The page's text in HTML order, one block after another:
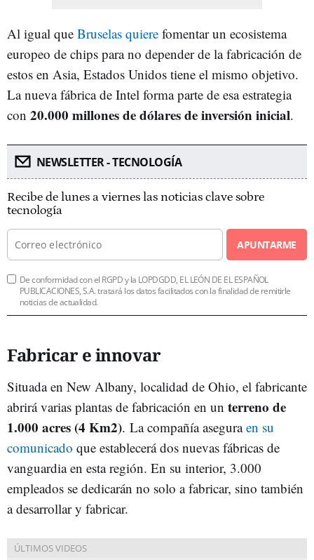
Al igual que Bruselas quiere fomentar un ecosistema
europeo de chips para no depender de la fabricación de
estos en Asia, Estados Unidos tiene el mismo objetivo.
La nueva fábrica de Intel forma parte de esa estrategia
con 20.000 millones de dólares de inversión inicial.
NEWSLETTER - TECNOLOGÍA
Recibe de lunes a viernes las noticias clave sobre
tecnología
APUNTARME
De conformidad con el RGPD y la LOPDGDD, EL LEÓN DE EL ESPAÑOL
PUBLICACIONES, S.A. tratará los datos facilitados con la finalidad de remitirle
noticias de actualidad.
Fabricar e innovar
Situada en New Albany, localidad de Ohio, el fabricante
abrirá varias plantas de fabricación en un terreno de
1.000 acres (4 Km2). La compañía aseguraen su
comunicado que establecerá dos nuevas fábricas de
vanguardia en esta región. En su interior, 3.000
empleados se dedicarán no solo a fabricar, sino también
a desarrollar y fabricar.